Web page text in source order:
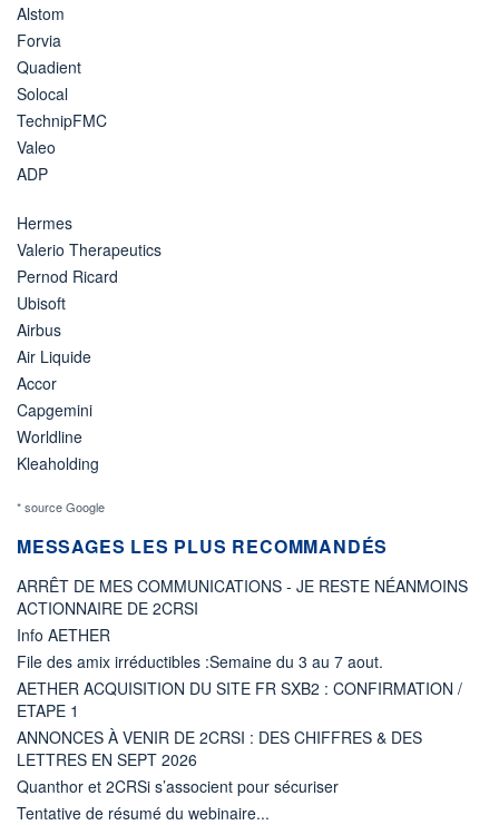
Alstom
Forvia
Quadient
Solocal
TechnipFMC
Valeo
ADP
Hermes
Valerio Therapeutics
Pernod Ricard
Ubisoft
Airbus
Air Liquide
Accor
Capgemini
Worldline
Kleaholding
* source Google
MESSAGES LES PLUS RECOMMANDÉS
ARRÊT DE MES COMMUNICATIONS - JE RESTE NÉANMOINS
ACTIONNAIRE DE 2CRSI
Info AETHER
File des amix irréductibles :Semaine du 3 au 7 aout.
AETHER ACQUISITION DU SITE FR SXB2 : CONFIRMATION /
ETAPE 1
ANNONCES À VENIR DE 2CRSI : DES CHIFFRES & DES
LETTRES EN SEPT 2026
Quanthor et 2CRSi s’associent pour sécuriser
Tentative de résumé du webinaire...